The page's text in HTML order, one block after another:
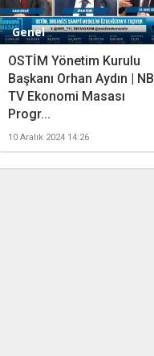
Genel
OSTİM Yönetim Kurulu
Başkanı Orhan Aydın |
TV Ekonomi Masası
Progr...
10 Aralık 2024 14:26